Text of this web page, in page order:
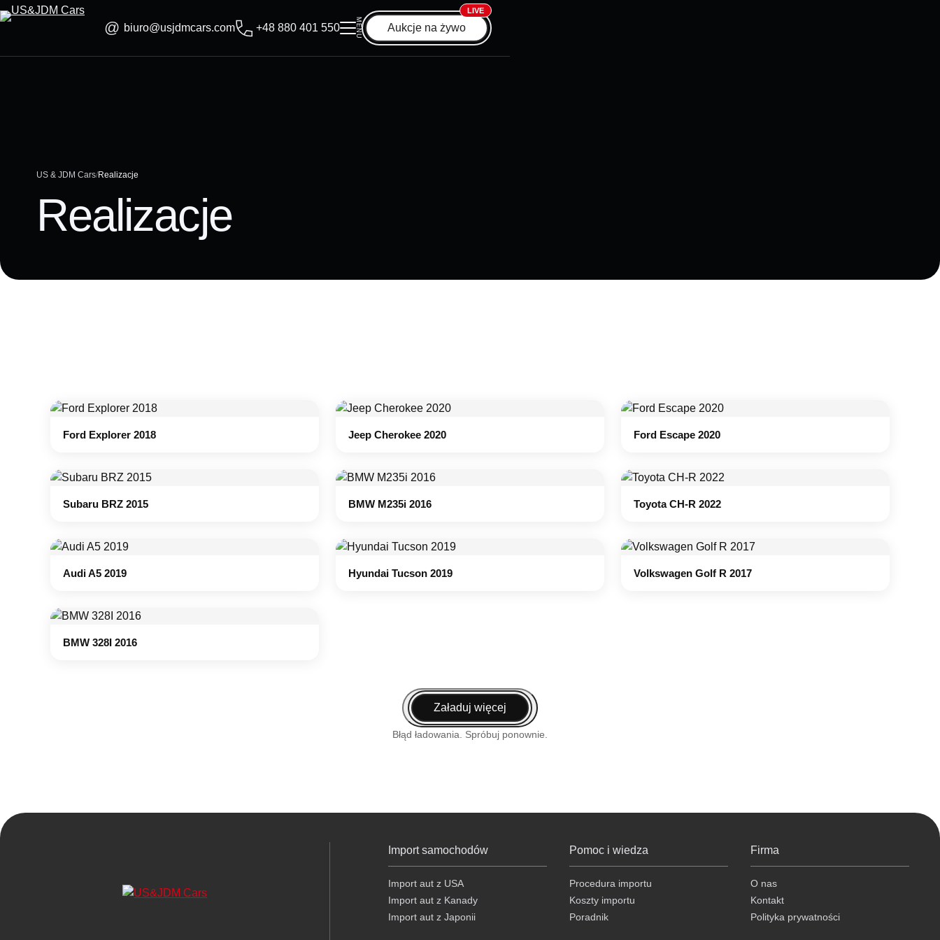
Skip
to
biuro@usjdmcars.com +48 880 401 550 MENU Aukcje na żywo
LIVE
US & JDM Cars Realizacje
Realizacje
Ford Explorer 2018 Jeep Cherokee 2020 Ford Escape 2020
Subaru BRZ 2015 BMW M235i 2016 Toyota CH-R 2022
Audi A5 2019 Hyundai Tucson 2019 Volkswagen Golf R 2017
BMW 328I 2016
Załaduj więcej
Błąd ładowania. Spróbuj ponownie.
Import samochodów
Import aut z USA
Import aut z Kanady
Import aut z Japonii
Pomoc i wiedza
Procedura importu
Koszty importu
Poradnik
Firma
O nas
Kontakt
Polityka prywatności